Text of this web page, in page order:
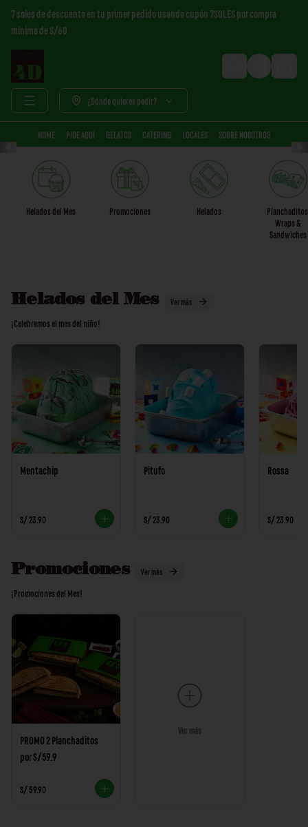
7 soles de descuento en tu primer pedido usando cupón 7SOLES por compra
mínima de S/60
Login
¿Dónde quieres pedir?
HOME PIDE AQUÍ GELATOS CATERING LOCALES SOBRE NOSOTROS
Helados del Mes Promociones Helados
Wraps &
Sandwiches
Helados del Mes Ver más
¡Celebremos el mes del niño!
Mentachip
S/ 23.90
Pitufo
S/ 23.90
Rossa
S/ 23.90
Promociones Ver más
¡Promociones del Mes!
PROMO 2 Planchaditos
por S/59.9
S/ 59.90
Ver más